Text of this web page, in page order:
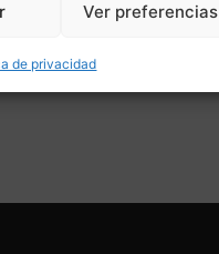
Ver preferencias
de privacidad